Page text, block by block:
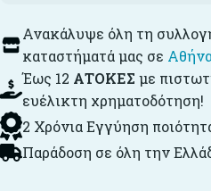
Ανακάλυψε όλη τη
καταστήματά μας σε
Έως 12 ΑΤΟΚΕΣ με
ευέλικτη χρηματοδότηση!
2 Χρόνια Εγγύηση
Παράδοση σε όλη την